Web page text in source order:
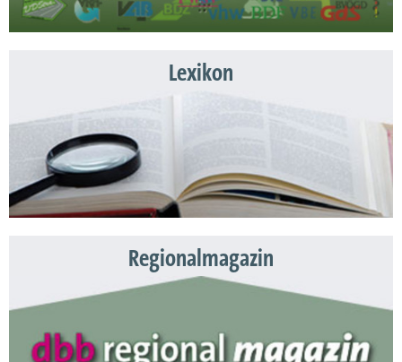
Lexikon
Regionalmagazin